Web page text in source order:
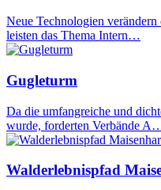
Neue Technologien
leisten das Thema Intern…
Gugleturm
Da die umfangreiche und
wurde, forderten Verbände
Walderlebnispfad